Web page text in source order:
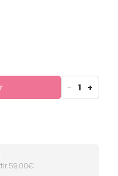
- 1 +
59,00€